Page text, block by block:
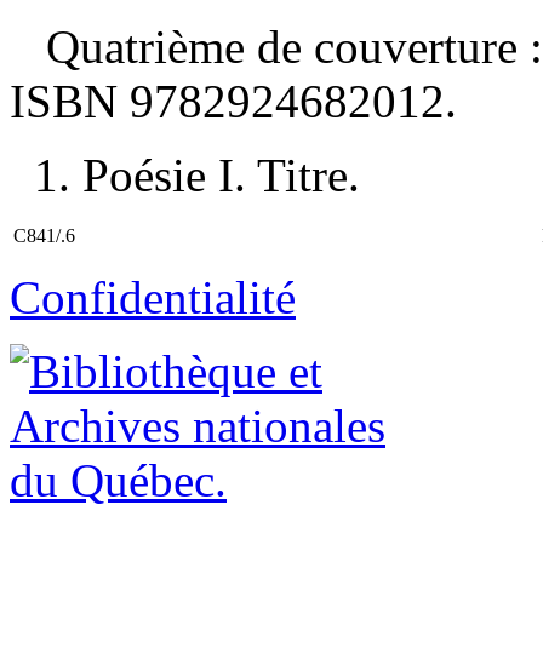
Quatrième de couverture
ISBN 9782924682012.
1. Poésie I. Titre.
C841/.6
Confidentialité